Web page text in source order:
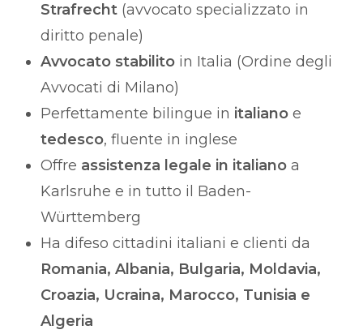
Strafrecht (avvocato specializzato in
diritto penale)
Avvocato stabilito in Italia (Ordine degli
Avvocati di Milano)
Perfettamente bilingue in italiano e
tedesco, fluente in inglese
Offre assistenza legale in italiano a
Karlsruhe e in tutto il Baden-
Württemberg
Ha difeso cittadini italiani e clienti da
Romania, Albania, Bulgaria, Moldavia,
Croazia, Ucraina, Marocco, Tunisia e
Algeria